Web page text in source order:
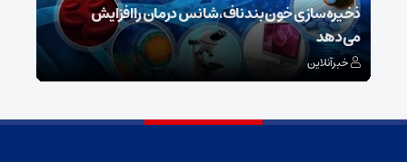
ذخیره‌سازی خون بند ناف، شانس درمان را افزایش
می‌دهد
خبرآنلاین